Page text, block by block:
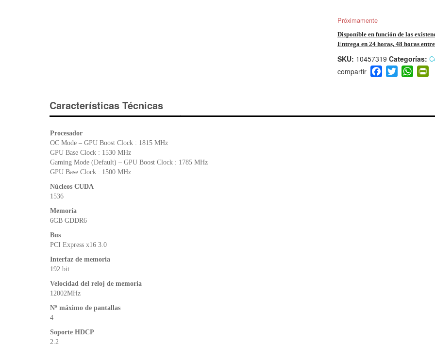
Próximamente
Disponible en función de las
Entrega en 24 horas, 48 horas
SKU: 10457319 Categorías:
F
a
b
T
wi
W
h
A
Pr
in
e
Características Técnicas
Procesador
OC Mode – GPU Boost Clock : 1815 MHz
GPU Base Clock : 1530 MHz
Gaming Mode (Default) – GPU Boost Clock : 1785 MHz
GPU Base Clock : 1500 MHz
Núcleos CUDA
1536
Memoría
6GB GDDR6
Bus
PCI Express x16 3.0
Interfaz de memoria
192 bit
Velocidad del reloj de memoria
12002MHz
Nº máximo de pantallas
4
Soporte HDCP
2.2